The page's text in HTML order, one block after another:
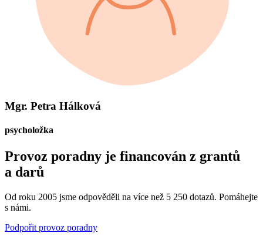
Mgr. Petra Hálková
psycholožka
Provoz poradny je financován z grantů
a darů
Od roku 2005 jsme odpověděli na více než 5 250 dotazů. Pomáhejte
s námi.
Podpořit provoz poradny